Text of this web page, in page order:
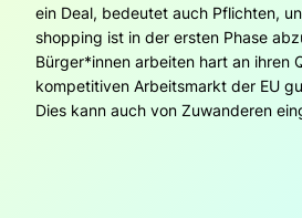
ein Deal, bedeutet auch Pflichten,
shopping ist in der ersten Phase
Bürger*innen arbeiten hart an ihren
kompetitiven Arbeitsmarkt der EU
Dies kann auch von Zuwanderen